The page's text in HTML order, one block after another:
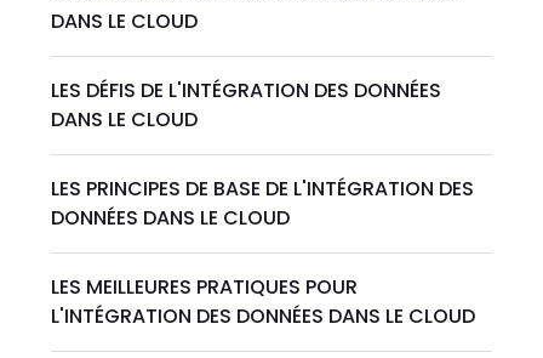
DANS LE CLOUD
LES DÉFIS DE L'INTÉGRATION DES DONNÉES
DANS LE CLOUD
LES PRINCIPES DE BASE DE L'INTÉGRATION DES
DONNÉES DANS LE CLOUD
LES MEILLEURES PRATIQUES POUR
L'INTÉGRATION DES DONNÉES DANS LE CLOUD